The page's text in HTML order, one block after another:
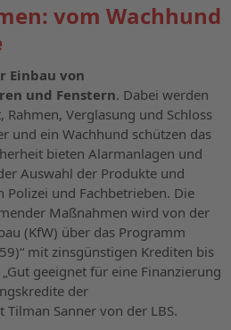
vom Wachhund
Einbau von
und Fenstern. Dabei werden
Rahmen, Verglasung und Schloss
und ein Wachhund schützen das
bieten Alarmanlagen und
Auswahl der Produkte und
Polizei und Fachbetrieben. Die
Maßnahmen wird von der
(KfW) über das Programm
mit zinsgünstigen Krediten bis
geeignet für eine Finanzierung
der
Tilman Sanner von der LBS.